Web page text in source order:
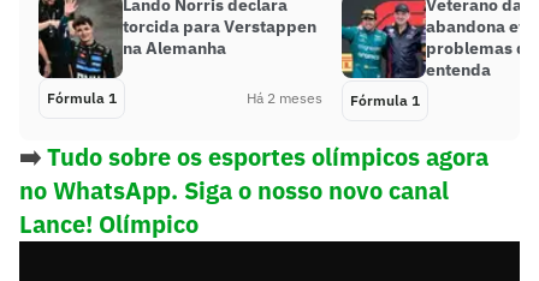
Lando Norris declara
torcida para Verstappen
na Alemanha
Fórmula 1 Há 2 meses
Veterano da
abandona
problemas
entenda
Fórmula 1
➡️Tudo sobre os esportes olímpicos agora
no WhatsApp. Siga o nosso novo canal
Lance! Olímpico